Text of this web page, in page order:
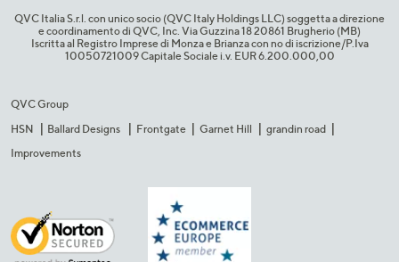
QVC Italia S.r.l. con unico socio (QVC Italy Holdings LLC) soggetta a direzione
e coordinamento di QVC, Inc. Via Guzzina 18 20861 Brugherio (MB)​
Iscritta al Registro Imprese di Monza e Brianza con no di iscrizione/P.Iva
10050721009 Capitale Sociale i.v. EUR 6.200.000,00​
QVC Group
HSN
Ballard Designs Frontgate Garnet Hill
grandin road
Improvements